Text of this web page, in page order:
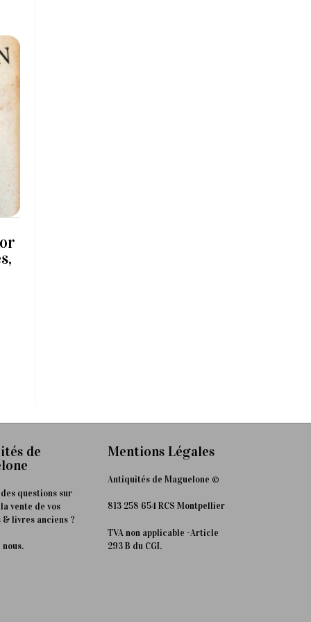
de
des questions sur
vente de vos
livres anciens ?
Mentions Légales
Antiquités de Maguelone ©
813 258 654 RCS Montpellier
TVA non applicable -Article
293 B du CGI.